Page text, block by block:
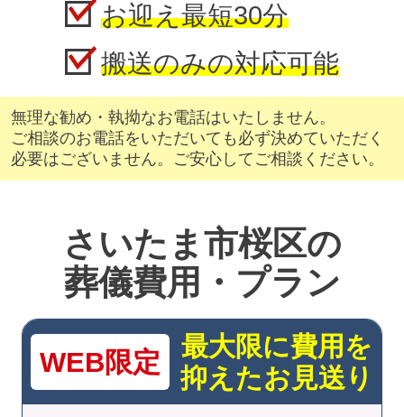
お迎え最短30分
搬送のみの対応可能
無理な勧め・執拗なお電話はいたしません。
ご相談のお電話をいただいても必ず決めていただく
必要はございません。ご安心してご相談ください。
さいたま市桜区の
葬儀費用・プラン
WEB限定
最大限に費用を
抑えたお見送り